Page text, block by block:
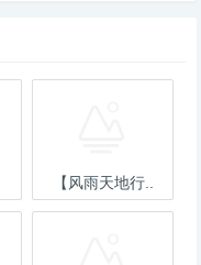
【风雨天地行..